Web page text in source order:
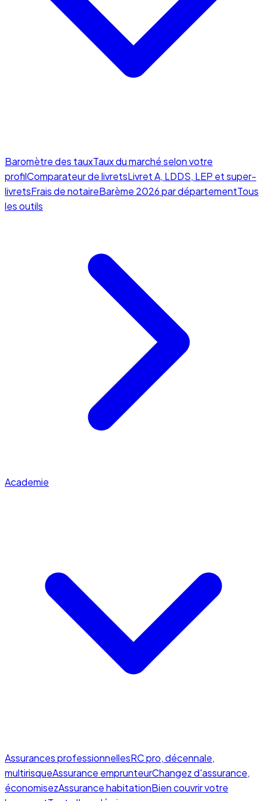
Baromètre des tauxTaux du marché selon votre
profilComparateur de livretsLivret A, LDDS, LEP et super-
livretsFrais de notaireBarème 2026 par départementTous
les outils
Academie
Assurances professionnellesRC pro, décennale,
multirisqueAssurance emprunteurChangez d'assurance,
économisezAssurance habitationBien couvrir votre